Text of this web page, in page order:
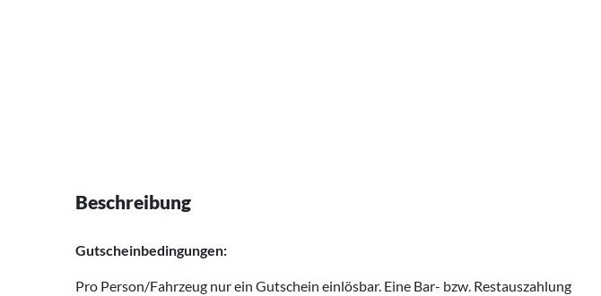
Beschreibung
Gutscheinbedingungen:
Pro Person/Fahrzeug nur ein Gutschein einlösbar. Eine Bar- bzw. Restauszahlung